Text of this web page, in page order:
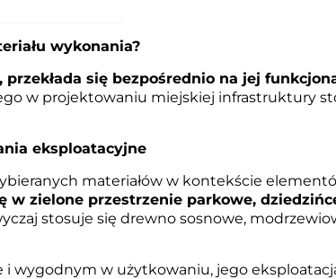
wykonania?
się bezpośrednio na jej
w projektowaniu miejskiej infrastruktury
eksploatacyjne
materiałów w kontekście
w zielone przestrzenie parkowe,
stosuje się drewno sosnowe,
wygodnym w użytkowaniu, jego